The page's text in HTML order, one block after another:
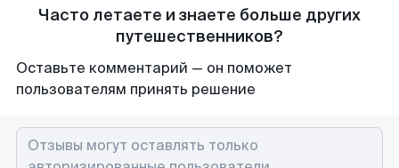
Часто летаете и знаете больше других
путешественников?
Оставьте комментарий — он поможет
пользователям принять решение